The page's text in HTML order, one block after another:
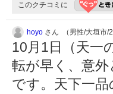
このクチコミに
hoyo さん （男性/大垣市/
10月1日（天一
転が早く、意
です。天下一